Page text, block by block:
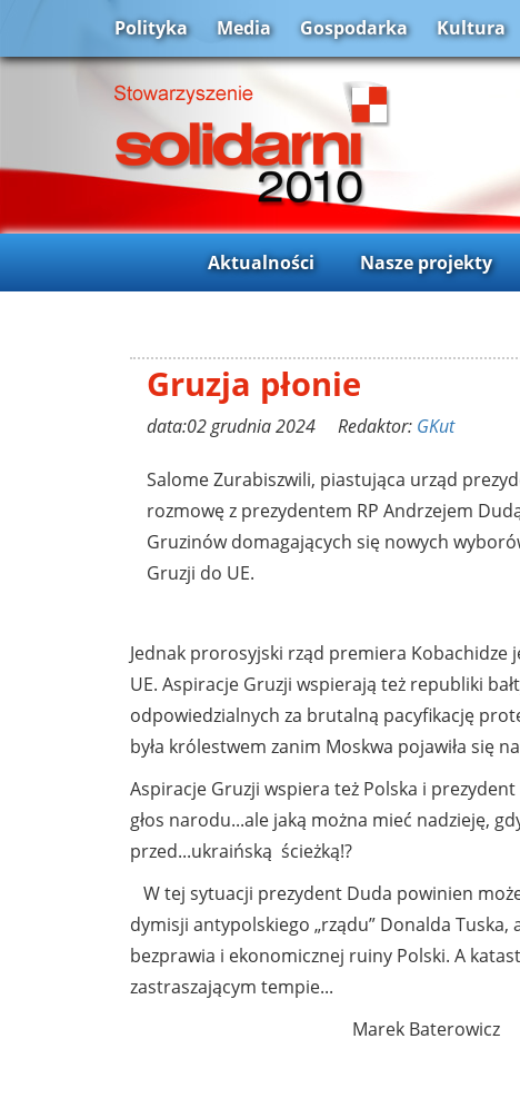
Polityka Media Gospodarka Kultura
Aktualności Nasze projekty
Gruzja płonie
data:02 grudnia 2024 Redaktor: GKut
Salome Zurabiszwili, piastująca urząd
rozmowę z prezydentem RP Andrzejem
Gruzinów domagających się nowych
Gruzji do UE.
Jednak prorosyjski rząd premiera Kobachidze
UE. Aspiracje Gruzji wspierają też republiki
odpowiedzialnych za brutalną pacyfikację
była królestwem zanim Moskwa pojawiła się
Aspiracje Gruzji wspiera też Polska i
głos narodu...ale jaką można mieć nadzieję,
przed...ukraińską ścieżką!?
W tej sytuacji prezydent Duda powinien
dymisji antypolskiego „rządu” Donalda Tuska,
bezprawia i ekonomicznej ruiny Polski. A
zastraszającym tempie...
Marek Baterowicz